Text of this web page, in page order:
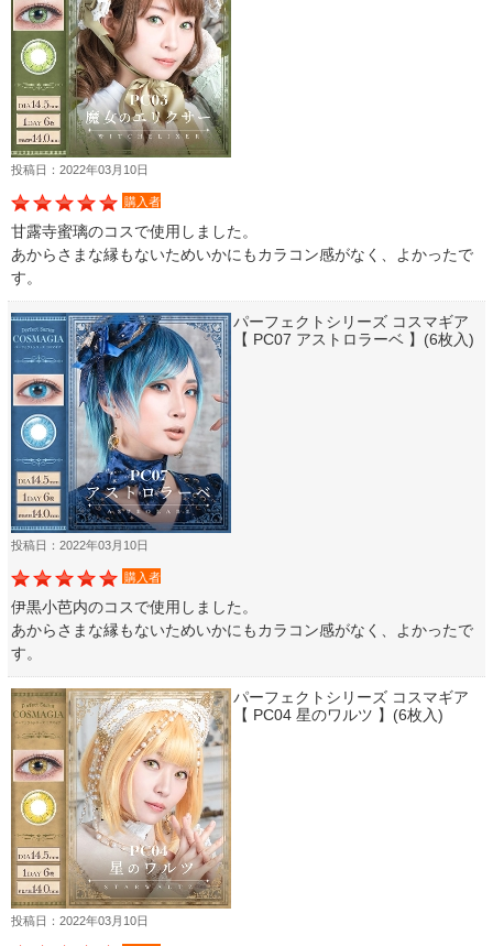
投稿日：2022年03月10日
購入者
甘露寺蜜璃のコスで使用しました。
あからさまな縁もないためいかにもカラコン感がなく、よかったで
す。
パーフェクトシリーズ コスマギア
【 PC07 アストロラーベ 】(6枚入)
投稿日：2022年03月10日
購入者
伊黒小芭内のコスで使用しました。
あからさまな縁もないためいかにもカラコン感がなく、よかったで
す。
パーフェクトシリーズ コスマギア
【 PC04 星のワルツ 】(6枚入)
投稿日：2022年03月10日